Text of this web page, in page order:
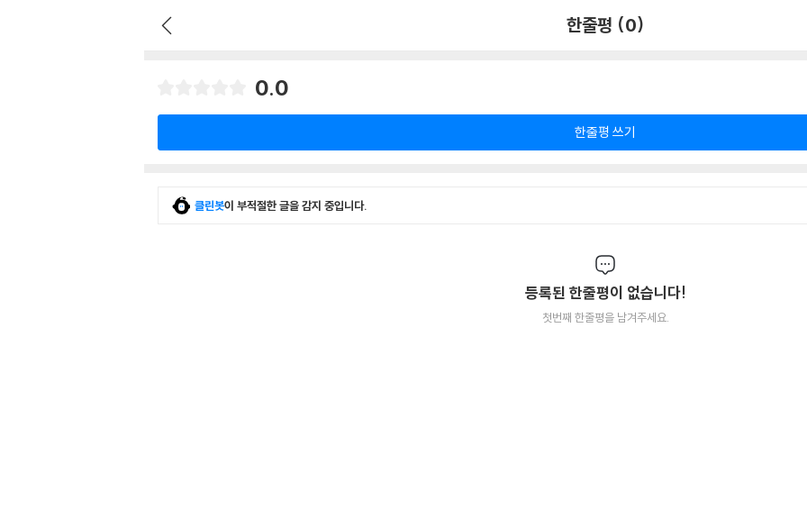
한줄평 (0)
0.0
한줄평 쓰기
클린봇이 부적절한 글을 감지 중입니다.
등록된 한줄평이 없습니다!
첫번째 한줄평을 남겨주세요.